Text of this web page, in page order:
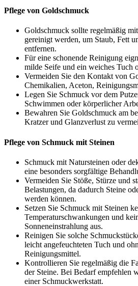
Pflege von Goldschmuck
Goldschmuck sollte regelmäßig
gereinigt werden, um Staub, Fett
entfernen.
Für eine schonende Reinigung
milde Seife und ein weiches Tuch
Vermeiden Sie den Kontakt von
Chemikalien, Aceton,
Legen Sie Schmuck vor dem
Schwimmen oder körperlicher
Bewahren Sie Goldschmuck am
Kratzer und Glanzverlust zu
Pflege von Schmuck mit Steinen
Schmuck mit Natursteinen oder
eine besonders sorgfältige
Vermeiden Sie Stöße, Stürze und
Belastungen, da dadurch Steine
werden können.
Setzen Sie Schmuck mit Steinen
Temperaturschwankungen und
Sonneneinstrahlung aus.
Reinigen Sie solche
leicht angefeuchteten Tuch und
Reinigungsmittel.
Kontrollieren Sie regelmäßig die
der Steine. Bei Bedarf empfehlen
einer Schmuckwerkstatt.